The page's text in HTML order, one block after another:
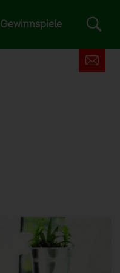
Gewinnspiele